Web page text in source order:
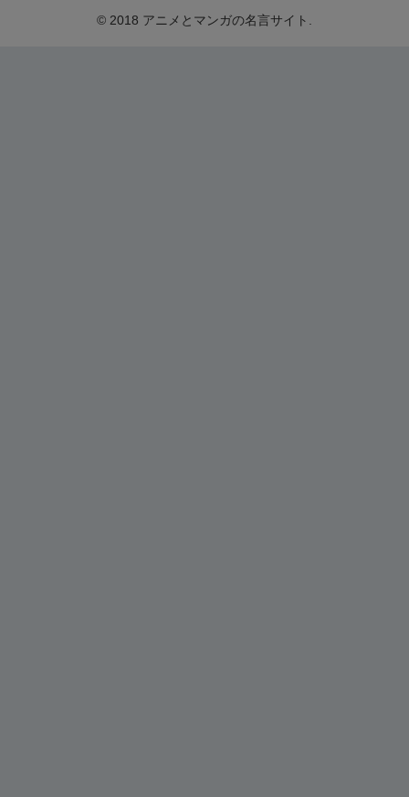
© 2018 アニメとマンガの名言サイト.